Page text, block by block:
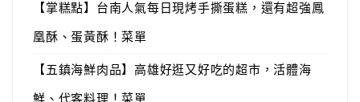
【掌糕點】台南人氣每日現烤手撕蛋糕，還有超強鳳
凰酥、蛋黃酥！菜單
【五鎮海鮮肉品】高雄好逛又好吃的超市，活體海
鮮、代客料理！菜單